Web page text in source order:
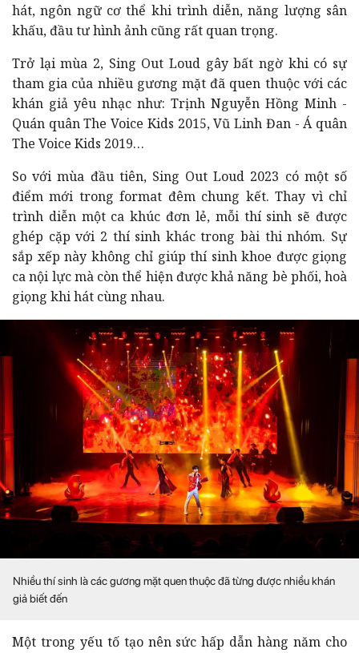
hát, ngôn ngữ cơ thể khi trình diễn, năng lượng sân
khấu, đầu tư hình ảnh cũng rất quan trọng.
Trở lại mùa 2, Sing Out Loud gây bất ngờ khi có sự
tham gia của nhiều gương mặt đã quen thuộc với các
khán giả yêu nhạc như: Trịnh Nguyễn Hồng Minh -
Quán quân The Voice Kids 2015, Vũ Linh Đan - Á quân
The Voice Kids 2019…
So với mùa đầu tiên, Sing Out Loud 2023 có một số
điểm mới trong format đêm chung kết. Thay vì chỉ
trình diễn một ca khúc đơn lẻ, mỗi thí sinh sẽ được
ghép cặp với 2 thí sinh khác trong bài thi nhóm. Sự
sắp xếp này không chỉ giúp thí sinh khoe được giọng
ca nội lực mà còn thể hiện được khả năng bè phối, hoà
giọng khi hát cùng nhau.
Nhiều thí sinh là các gương mặt quen thuộc đã từng được nhiều khán
giả biết đến
Một trong yếu tố tạo nên sức hấp dẫn hàng năm cho